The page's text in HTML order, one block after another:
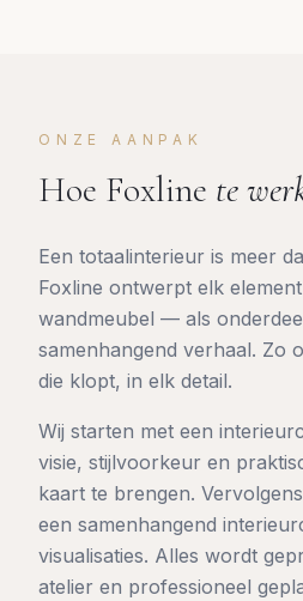
ONZE AANPAK
Hoe Foxline te
Een totaalinterieur is meer
Foxline ontwerpt elk
wandmeubel — als
samenhangend verhaal. Zo
die klopt, in elk detail.
Wij starten met een
visie, stijlvoorkeur en
kaart te brengen.
een samenhangend
visualisaties. Alles wordt
atelier en professioneel